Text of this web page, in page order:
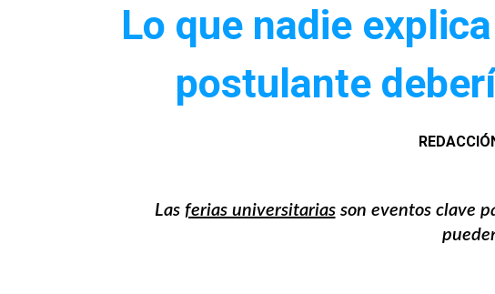
Lo que nadie
postulante
Las ferias universitariasson eventos clave